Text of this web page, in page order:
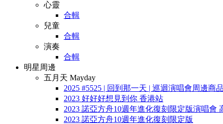
心靈
合輯
兒童
合輯
演奏
合輯
明星周邊
五月天 Mayday
2025 #5525 | 回到那一天 | 巡迴演唱會周邊商品
2023 好好好想見到你 香港站
2023 諾亞方舟10週年進化復刻限定版演唱會
2023 諾亞方舟10週年進化復刻限定版